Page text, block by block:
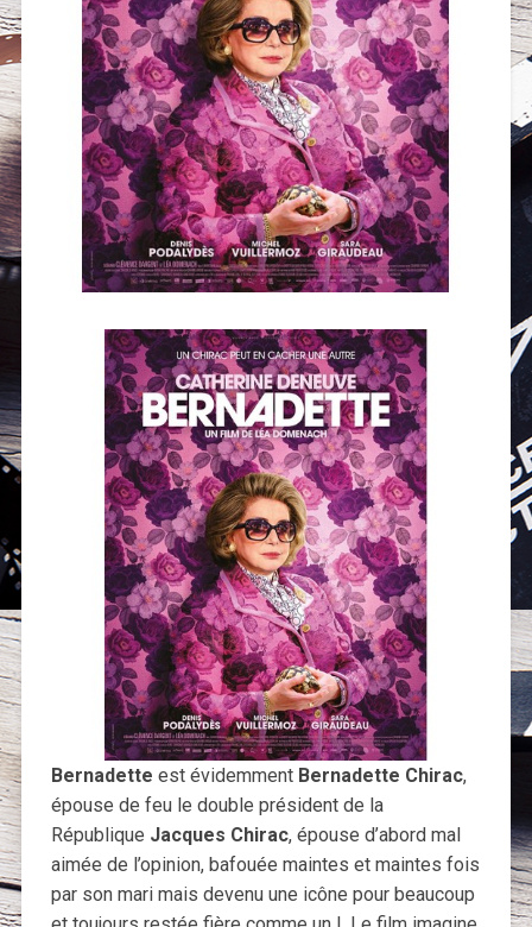
Bernadette est évidemment Bernadette Chirac,
épouse de feu le double président de la
République Jacques Chirac, épouse d’abord mal
aimée de l’opinion, bafouée maintes et maintes fois
par son mari mais devenu une icône pour beaucoup